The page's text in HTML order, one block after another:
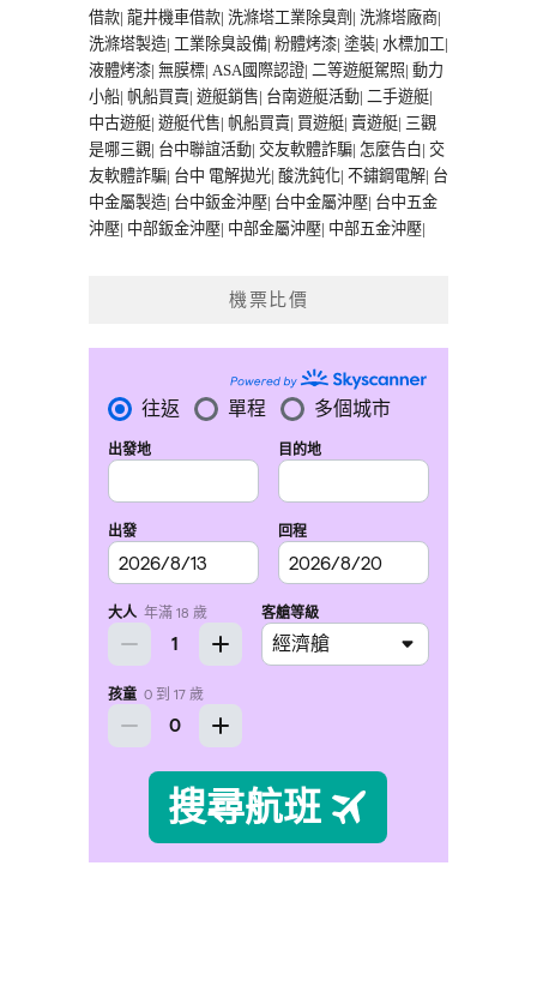
借款| 龍井機車借款| 洗滌塔工業除臭劑 | 洗滌塔廠商|
洗滌塔製造| 工業除臭設備| 粉體烤漆| 塗裝| 水標加工|
液體烤漆| 無膜標| ASA國際認證| 二等遊艇駕照| 動力
小船| 帆船買賣| 遊艇銷售| 台南遊艇活動| 二手遊艇|
中古遊艇| 遊艇代售| 帆船買賣| 買遊艇| 賣遊艇| 三觀
是哪三觀| 台中聯誼活動| 交友軟體詐騙| 怎麼告白| 交
友軟體詐騙| 台中 電解拋光| 酸洗鈍化| 不鏽鋼電解| 台
中金屬製造| 台中鈑金沖壓| 台中金屬沖壓| 台中五金
沖壓| 中部鈑金沖壓| 中部金屬沖壓| 中部五金沖壓|
機票比價